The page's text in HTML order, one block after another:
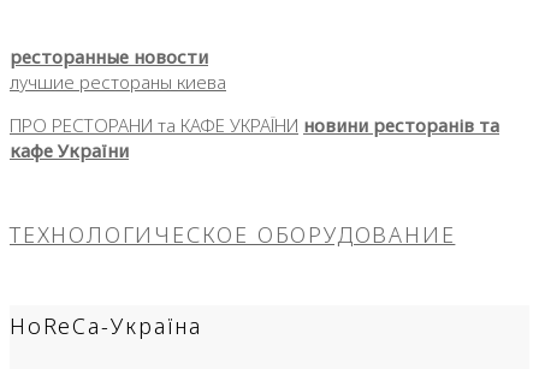
ресторанные новости
лучшие рестораны киева
ПРО РЕСТОРАНИ та КАФЕ УКРАЇНИ новини ресторанів та
кафе України
ТЕХНОЛОГИЧЕСКОЕ ОБОРУДОВАНИЕ
HoReCa-Україна